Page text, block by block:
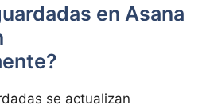
en Asana
se actualizan